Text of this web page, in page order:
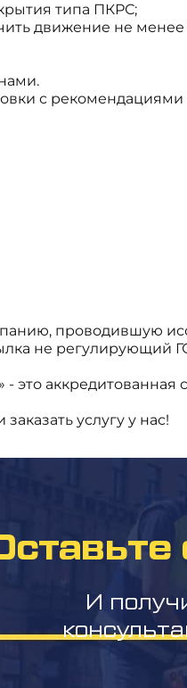
типа ПКРС;
движение не менее
с рекомендациями
проводившую
не регулирующий
это аккредитованная
услугу у нас!
И